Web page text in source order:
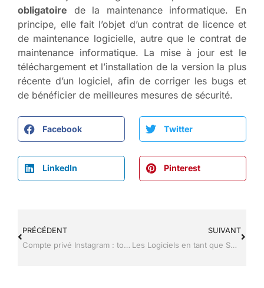
obligatoire de la maintenance informatique. En
principe, elle fait l’objet d’un contrat de licence et
de maintenance logicielle, autre que le contrat de
maintenance informatique. La mise à jour est le
téléchargement et l’installation de la version la plus
récente d’un logiciel, afin de corriger les bugs et
de bénéficier de meilleures mesures de sécurité.
Facebook Twitter
LinkedIn Pinterest
PRÉCÉDENT
Compte privé Instagram : tout savoir à son sujet
SUIVANT
Les Logiciels en tant que Service (SaaS) : avantages et caractéristiques